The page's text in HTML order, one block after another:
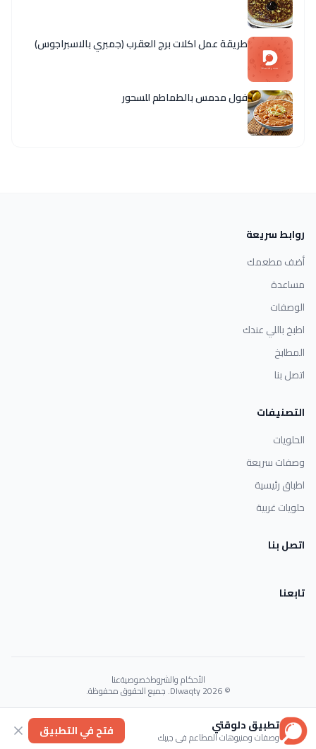
طريقة عمل اكلات برج العقرب (جمبري بالاسبراجوس)
فول مدمس بالطماطم للسحور
روابط سريعة
أضف مطعمك
مساعدة
الوصفات
اطبخ باللي عندك
المطابخ
اتصل بنا
التصنيفات
الحلويات
وصفات سريعة
اطباق رئيسية
حلويات غربية
اتصل بنا
تابعنا
الأحكام والشروطخصوصيةعنا
© 2026 Dlwaqty. جميع الحقوق محفوظة.
Powered byGAIT
تطبيق دلوقتي
وصفات ومنيوهات المطاعم في جيبك فتح في التطبيق